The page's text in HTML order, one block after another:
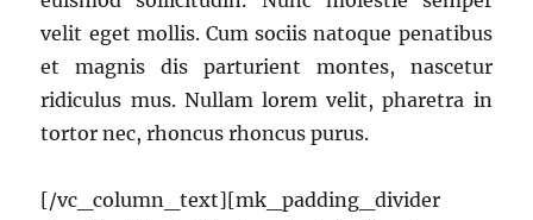
velit eget mollis. Cum sociis natoque penatibus
et magnis dis parturient montes, nascetur
ridiculus mus. Nullam lorem velit, pharetra in
tortor nec, rhoncus rhoncus purus.
[/vc_column_text][mk_padding_divider